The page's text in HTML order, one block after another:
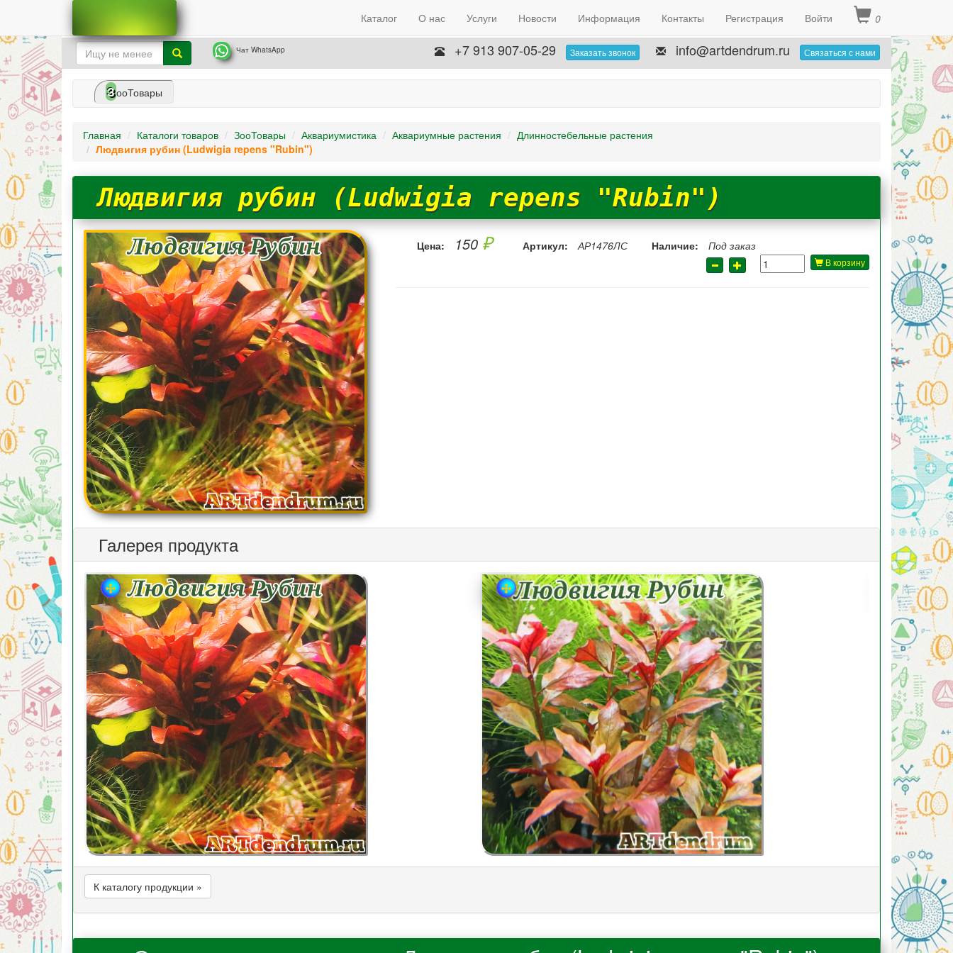
Каталог О нас Услуги Новости Информация Контакты Регистрация Войти 0
Чат WhatsApp +7 913 907-05-29 Заказать звонок info@artdendrum.ru Связаться с нами
ЗооТовары
Главная Каталоги товаров ЗооТовары Аквариумистика Аквариумные растения
Длинностебельные растения
Людвигия рубин (Ludwigia repens "Rubin")
Людвигия рубин (Ludwigia repens "Rubin")
Цена: 150 ₽ Артикул: АР1476ЛС Наличие: Под заказ
В корзину
Галерея продукта
К каталогу продукции »